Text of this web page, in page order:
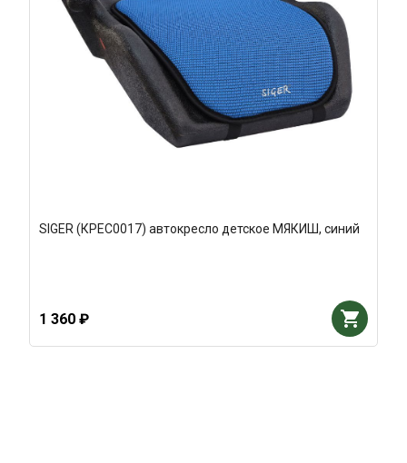
SIGER (КРЕС0017) автокресло детское МЯКИШ, синий
1 360 ₽